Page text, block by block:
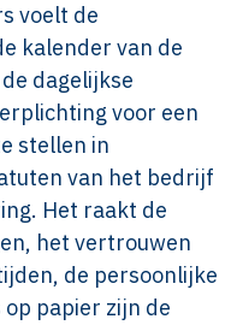
voelt de
kalender van de
dagelijkse
voor een
stellen in
van het bedrijf
Het raakt de
het vertrouwen
de persoonlijke
papier zijn de